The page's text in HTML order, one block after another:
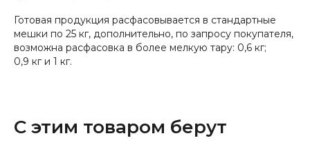
Готовая продукция расфасовывается в стандартные
мешки по 25 кг, дополнительно, по запросу покупателя,
возможна расфасовка в более мелкую тару: 0,6 кг;
0,9 кг и 1 кг.
С этим товаром берут